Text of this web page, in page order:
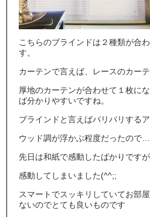
こちらのブラインドは２種類が合
す。
カーテンで言えば、レースのカー
厚地のカーテンが合わせて１枚に
ば分かりやすいですね。
ブラインドと言えばパリパリする
ウッド調が浮かぶ程度だったので…
先日は和紙で感動したばかりです
感動してしまいました(^^;;
スマートでスッキリしていてお部
ないのでとても良いものです